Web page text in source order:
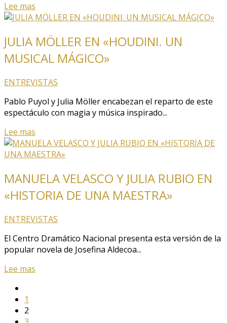
Lee mas
JULIA MÖLLER EN «HOUDINI. UN
MUSICAL MÁGICO»
ENTREVISTAS
Pablo Puyol y Julia Möller encabezan el reparto de este
espectáculo con magia y música inspirado...
Lee mas
MANUELA VELASCO Y JULIA RUBIO EN
«HISTORIA DE UNA MAESTRA»
ENTREVISTAS
El Centro Dramático Nacional presenta esta versión de la
popular novela de Josefina Aldecoa...
Lee mas
1
2